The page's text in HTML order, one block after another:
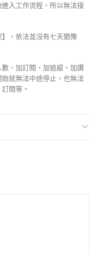
入工作流程，所以無法接
，依法並沒有七天猶豫
、加訂閱、加追縱、加讚
就無法中途停止，也無法
閱等。